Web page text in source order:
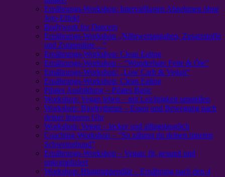
Ernährungs-Workshop: Intervallfasten Abnehmen ohne
Jojo-Effekt
Bodywork for Dancers
Ernährungs-Workshop „Nährwertangaben, Zusatzstoffe
und Zutatenliste…“
Ernährungs-Workshop: Clean Eating
Ernährungs-Workshop – “Wunderbare Fette & Öle”
Ernährungs-Workshop: „Low Carb & Vegan“
Ernährungs-Workshop: Clean Eating
Pilates Ausbildung – Pilates Basic
Workshop: Vegan leben – mit Leichtigkeit umstellen
Workshop: Biorhythmus – Essen und Bewegung nach
deiner inneren Uhr
Workshop: Vegan – lecker und alltagstauglich
Coaching-Workshop – “So zähmst du deinen inneren
Schweinehund”
Ernährungs-Workshop – Vegan: fit, gesund und
unkompliziert
Workshop: Blutgruppendiät – Ernährung nach den 4